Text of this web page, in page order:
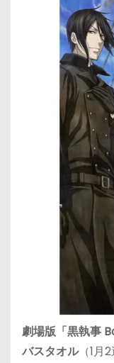
劇場版「黒執事
バスタオル（1月2